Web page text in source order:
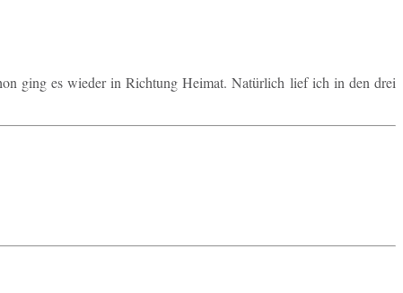
ging es wieder in Rich­tung Heimat. Na­tür­lich lief ich in den drei